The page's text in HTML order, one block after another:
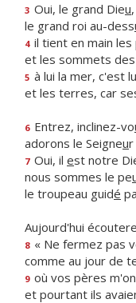
3 Oui, le grand Dieu
le grand roi au-dess
4 il tient en main
et les sommets
5 à lui la mer, c'est lu
et les terres, car
6 Entrez, inclinez-vo
adorons le Seigneur
7 Oui, il est notre
nous sommes le pe
le troupeau guidé
Aujourd'hui
8 « Ne fermez pas
comme au jour de
9 où vos pères
et pourtant ils